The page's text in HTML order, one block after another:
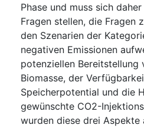
Phase und muss sich
Fragen stellen, die Fragen
den Szenarien der
negativen Emissionen
potenziellen Bereitstellung
Biomasse, der
Speicherpotential und die
gewünschte CO2-
wurden diese drei Aspekte